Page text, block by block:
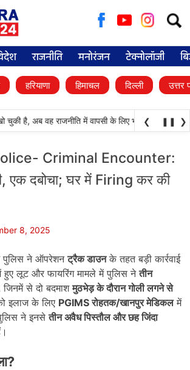
for:
राजनीति मनोरंजन टेक्नोलॉजी
हरियाणा हिमाचल दिल्ली उत्तर
चुकी है, अब वह राजनीति में वापसी के लिए भाजपा से
❮ ❚❚ ❯
Criminal Encounter:
एक दबोचा; घर में Firing कर की
8, 2025
में पुलिस ने ऑपरेशनट्रैक डाउनके तहत बड़ी कार्रवाई
लूट और फायरिंग मामले में पुलिस नेतीन
जिनमें से दो बदमाशमुठभेड़ के दौरान गोली लगने से
इलाज के लिए PGIMSरोहतक/खानपुर मेडिकलमें
पुलिस ने इनसेतीन अवैध पिस्तौल और छह जिंदा
?